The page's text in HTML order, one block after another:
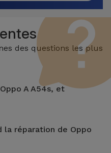
des questions les plus
A A54s, et
plus proche.
la réparation de Oppo